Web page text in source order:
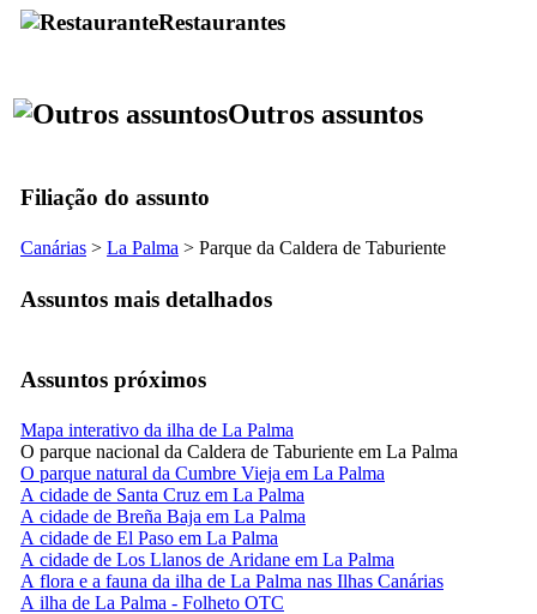
Restaurantes
Outros assuntos
Filiação do assunto
Canárias > La Palma > Parque da Caldera de Taburiente
Assuntos mais detalhados
Assuntos próximos
Mapa interativo da ilha de La Palma
O parque nacional da Caldera de Taburiente em La Palma
O parque natural da Cumbre Vieja em La Palma
A cidade de Santa Cruz em La Palma
A cidade de Breña Baja em La Palma
A cidade de El Paso em La Palma
A cidade de Los Llanos de Aridane em La Palma
A flora e a fauna da ilha de La Palma nas Ilhas Canárias
A ilha de La Palma - Folheto OTC